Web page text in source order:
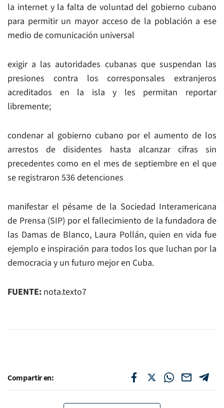
la internet y la falta de voluntad del gobierno cubano
para permitir un mayor acceso de la población a ese
medio de comunicación universal
exigir a las autoridades cubanas que suspendan las
presiones contra los corresponsales extranjeros
acreditados en la isla y les permitan reportar
libremente;
condenar al gobierno cubano por el aumento de los
arrestos de disidentes hasta alcanzar cifras sin
precedentes como en el mes de septiembre en el que
se registraron 536 detenciones
manifestar el pésame de la Sociedad Interamericana
de Prensa (SIP) por el fallecimiento de la fundadora de
las Damas de Blanco, Laura Pollán, quien en vida fue
ejemplo e inspiración para todos los que luchan por la
democracia y un futuro mejor en Cuba.
FUENTE: nota.texto7
Compartir en: